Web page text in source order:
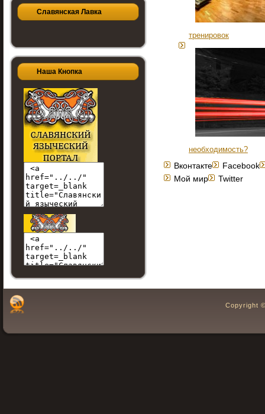
Славянская Лавка
Наша Кнопка
тренировок
необходимость?
Вконтакте
Facebook
Мой мир
Twitter
Copyright